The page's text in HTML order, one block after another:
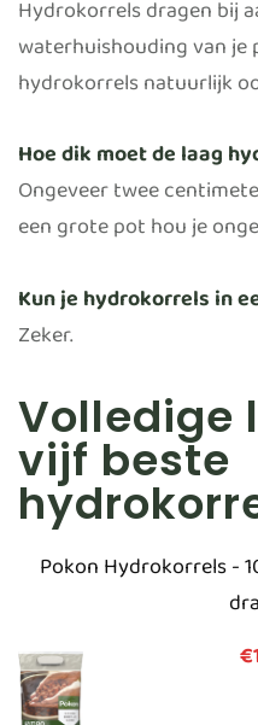
Hydrokorrels dragen bij
waterhuishouding van
hydrokorrels natuurlijk
Hoe dik moet de laag
Ongeveer twee
een grote pot hou je
Kun je hydrokorrels in
Zeker.
Volledige
vijf beste
Pokon Hydrokorrels -